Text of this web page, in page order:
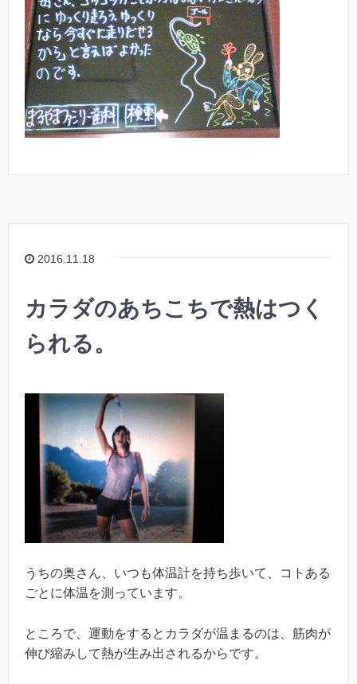
2016.11.18
カラダのあちこちで熱はつく
られる。
うちの奥さん、いつも体温計を持ち歩いて、コトある
ごとに体温を測っています。
ところで、運動をするとカラダが温まるのは、筋肉が
伸び縮みして熱が生み出されるからです。